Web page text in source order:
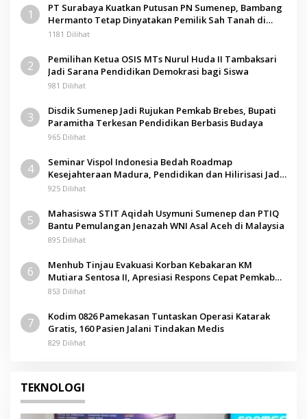
1
PT Surabaya Kuatkan Putusan PN Sumenep, Bambang
Hermanto Tetap Dinyatakan Pemilik Sah Tanah di
Pamolokan
1181 Dilihat
2
Pemilihan Ketua OSIS MTs Nurul Huda II Tambaksari
Jadi Sarana Pendidikan Demokrasi bagi Siswa
981 Dilihat
3
Disdik Sumenep Jadi Rujukan Pemkab Brebes, Bupati
Paramitha Terkesan Pendidikan Berbasis Budaya
965 Dilihat
4
Seminar Vispol Indonesia Bedah Roadmap
Kesejahteraan Madura, Pendidikan dan Hilirisasi Jadi
Kunci
925 Dilihat
5
Mahasiswa STIT Aqidah Usymuni Sumenep dan PTIQ
Bantu Pemulangan Jenazah WNI Asal Aceh di Malaysia
895 Dilihat
6
Menhub Tinjau Evakuasi Korban Kebakaran KM
Mutiara Sentosa II, Apresiasi Respons Cepat Pemkab
Sumenep
853 Dilihat
7
Kodim 0826 Pamekasan Tuntaskan Operasi Katarak
Gratis, 160 Pasien Jalani Tindakan Medis
829 Dilihat
TEKNOLOGI